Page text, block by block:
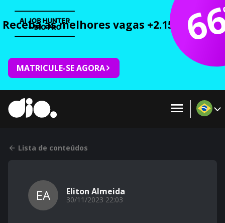
Receba as melhores vagas +2.150 cursos
MATRICULE-SE AGORA
Lista de conteúdos
EA Eliton Almeida
30/11/2023 22:03